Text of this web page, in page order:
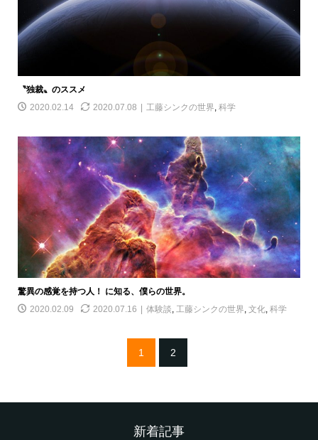
〝独裁〟のススメ
2020.02.14
2020.07.08 工藤シンクの世界, 科学
驚異の感覚を持つ人！ に知る、僕らの世界。
2020.02.09
2020.07.16 体験談, 工藤シンクの世界, 文化, 科学
1 2
新着記事